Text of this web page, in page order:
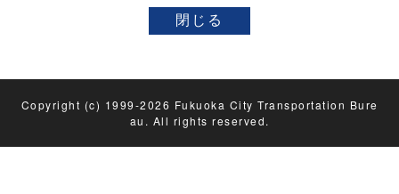
Copyright (c) 1999-2026 Fukuoka City Transportation Bure
au. All rights reserved.